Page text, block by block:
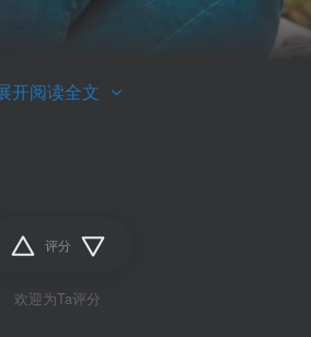
开阅读全文
评分
欢迎为Ta评分